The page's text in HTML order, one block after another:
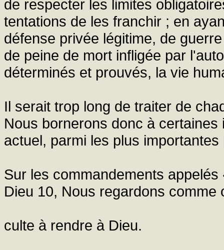
de respecter les limites
tentations de les franchir ; en
défense privée légitime, de
de peine de mort infligée par
déterminés et prouvés, la vie
Il serait trop long de traiter de
Nous bornerons donc à
actuel, parmi les plus
Sur les commandements
Dieu 10, Nous regardons
culte à rendre à Dieu.